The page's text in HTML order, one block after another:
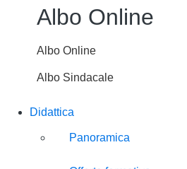
Albo Online
Albo Online
Albo Sindacale
Didattica
Panoramica